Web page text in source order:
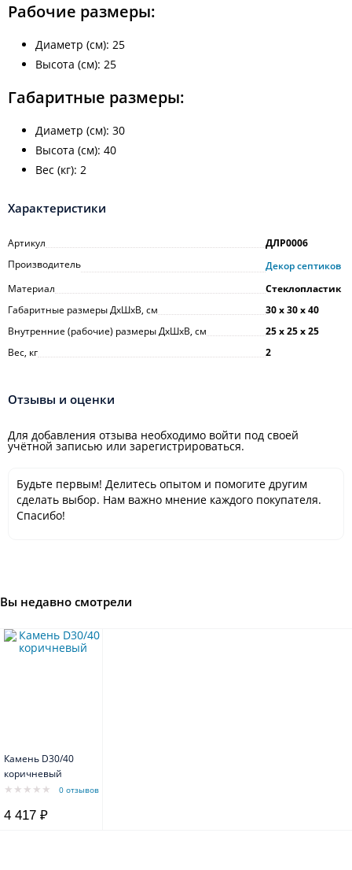
Рабочие размеры:
Диаметр (см): 25
Высота (см): 25
Габаритные размеры:
Диаметр (см): 30
Высота (см): 40
Вес (кг): 2
Характеристики
Артикул
ДЛР0006
Производитель
Декор септиков
Материал
Стеклопластик
Габаритные размеры ДхШхВ, см
30 х 30 х 40
Внутренние (рабочие) размеры ДхШхВ, см
25 х 25 х 25
Вес, кг
2
Отзывы и оценки
Для добавления отзыва необходимо войти под своей
учётной записью или зарегистрироваться.
Будьте первым! Делитесь опытом и помогите другим
сделать выбор. Нам важно мнение каждого покупателя.
Спасибо!
Вы недавно смотрели
Камень D30/40
коричневый
0 отзывов
4 417 ₽